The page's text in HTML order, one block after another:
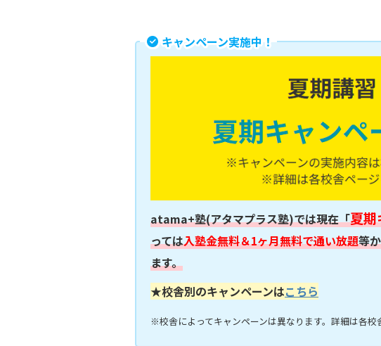
キャンペーン実施中！
atama+塾(アタマプラス塾)では現在「夏期
っては入塾金無料＆1ヶ月無料で通い放題等
ます。
★校舎別のキャンペーンはこちら
※校舎によってキャンペーンは異なります。詳細は各校